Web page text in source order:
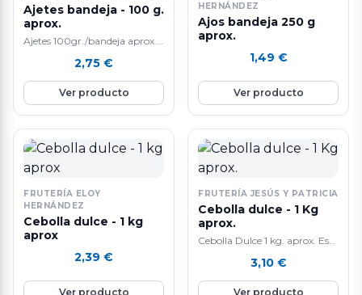
Ajetes bandeja - 100 g.
aprox.
Ajetes 100gr./bandeja aprox.
ajos que se han recolectados
antes de que maduren o
echen diente.
2,75 €
Ver producto
HERNÁNDEZ
Ajos bandeja 250 g
aprox.
1,49 €
Ver producto
FRUTERÍA ELOY
HERNÁNDEZ
Cebolla dulce - 1 kg
aprox
2,39 €
Ver producto
FRUTERÍA JESÚS Y PATRICIA
Cebolla dulce - 1 Kg
aprox.
Cebolla Dulce 1 kg. aprox. Es
sobretodo folatos (importante
para la formacion del feto y
3,10 €
Ver producto